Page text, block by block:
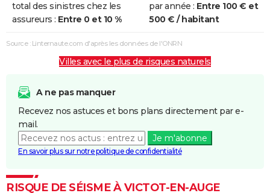
total des sinistres chez les
assureurs : Entre 0 et 10 %
par année : Entre 100 € et
500 € / habitant
Source : Linternaute.com d'après les données de l'ONRN
Villes avec le plus de risques naturels
A ne pas manquer
Recevez nos astuces et bons plans directement par e-
mail.
Je m'abonne
En savoir plus sur notre politique de confidentialité
RISQUE DE SÉISME À VICTOT-EN-AUGE